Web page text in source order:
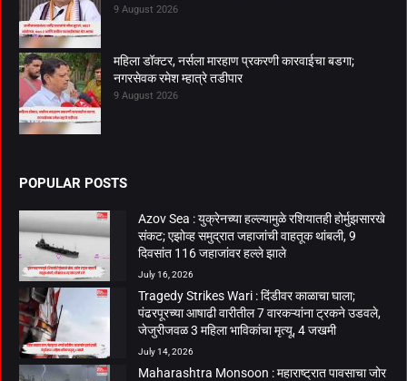
9 August 2026
महिला डॉक्टर, नर्सला मारहाण प्रकरणी कारवाईचा बडगा;
नगरसेवक रमेश म्हात्रे तडीपार
9 August 2026
POPULAR POSTS
Azov Sea : युक्रेनच्या हल्ल्यामुळे रशियातही होर्मुझसारखे
संकट; एझोव्ह समुद्रात जहाजांची वाहतूक थांबली, 9
दिवसांत 116 जहाजांवर हल्ले झाले
July 16, 2026
Tragedy Strikes Wari : दिंडीवर काळाचा घाला;
पंढरपूरच्या आषाढी वारीतील 7 वारकऱ्यांना ट्रकने उडवले,
जेजुरीजवळ 3 महिला भाविकांचा मृत्यू, 4 जखमी
July 14, 2026
Maharashtra Monsoon : महाराष्ट्रात पावसाचा जोर